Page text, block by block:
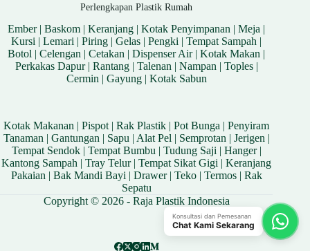
Perlengkapan Plastik Rumah
Ember|Baskom |Keranjang |Kotak Penyimpanan |Meja |
Kursi |Lemari |Piring |Gelas |Pengki |Tempat Sampah |
Botol |Celengan |Cetakan |Dispenser Air|Kotak Makan |
Perkakas Dapur| Rantang| Talenan | Nampan | Toples|
Cermin | Gayung| Kotak Sabun
Kotak Makanan |Pispot |Rak Plastik |Pot Bunga |Penyiram
Tanaman | Gantungan | Sapu | Alat Pel | Semprotan | Jerigen |
Tempat Sendok| Tempat Bumbu | Tudung Saji | Hanger|
Kantong Sampah |Tray Telur|Tempat Sikat Gigi |Keranjang
Pakaian | Bak Mandi Bayi | Drawer| Teko| Termos| Rak
Sepatu
Copyright © 2026 - Raja Plastik Indonesia
Konsultasi dan Pemesanan
Chat Kami Sekarang